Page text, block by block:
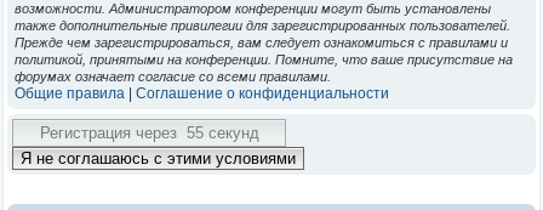
возможности. Администратором конференции могут быть установлены
также дополнительные привилегии для зарегистрированных пользователей.
Прежде чем зарегистрироваться, вам следует ознакомиться с правилами и
политикой, принятыми на конференции. Помните, что ваше присутствие на
форумах означает согласие со всеми правилами.
Общие правила Соглашение о конфиденциальности